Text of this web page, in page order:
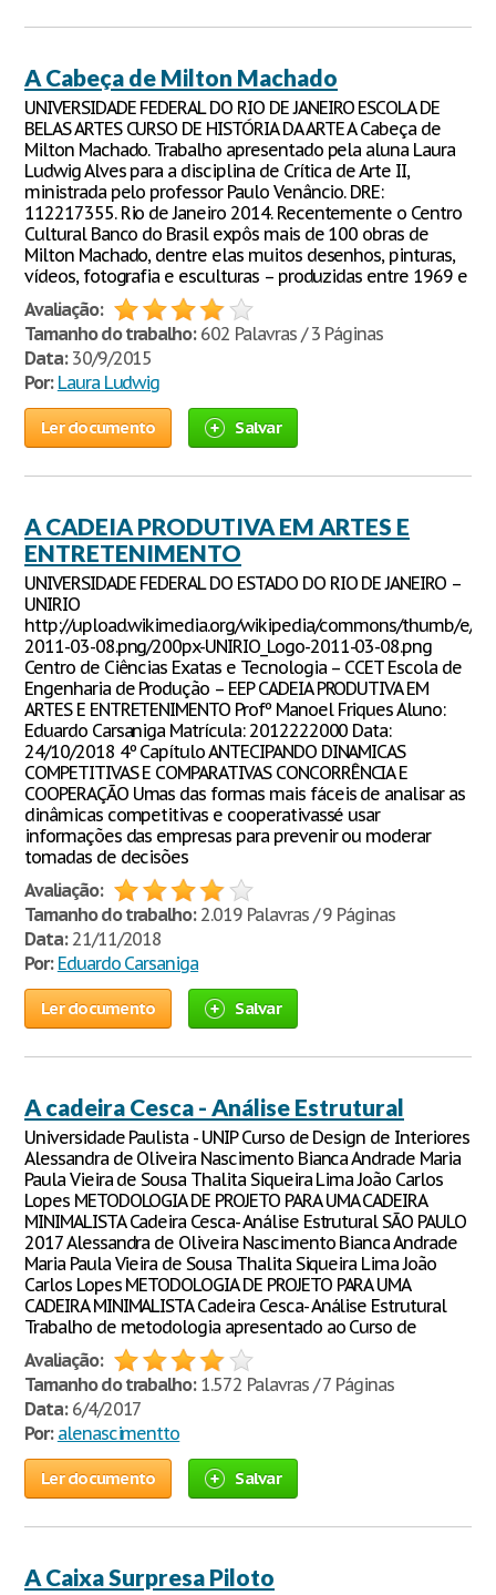
A Cabeça de Milton Machado
UNIVERSIDADE FEDERAL DO RIO DE JANEIRO ESCOLA DE
BELAS ARTES CURSO DE HISTÓRIA DA ARTE A Cabeça de
Milton Machado. Trabalho apresentado pela aluna Laura
Ludwig Alves para a disciplina de Crítica de Arte II,
ministrada pelo professor Paulo Venâncio. DRE:
112217355. Rio de Janeiro 2014. Recentemente o Centro
Cultural Banco do Brasil expôs mais de 100 obras de
Milton Machado, dentre elas muitos desenhos, pinturas,
vídeos, fotografia e esculturas – produzidas entre 1969 e
Avaliação:
Tamanho do trabalho:602 Palavras / 3 Páginas
Data:30/9/2015
Por: Laura Ludwig
Ler documento Salvar
A CADEIA PRODUTIVA EM ARTES E
ENTRETENIMENTO
UNIVERSIDADE FEDERAL DO ESTADO DO RIO DE JANEIRO –
UNIRIO
http://upload.wikimedia.org/wikipedia/commons/thumb/e/e5/
2011-03-08.png/200px-UNIRIO_Logo-2011-03-08.png
Centro de Ciências Exatas e Tecnologia – CCET Escola de
Engenharia de Produção – EEP CADEIA PRODUTIVA EM
ARTES E ENTRETENIMENTO Profº Manoel Friques Aluno:
Eduardo Carsaniga Matrícula: 2012222000 Data:
24/10/2018 4º Capítulo ANTECIPANDO DINAMICAS
COMPETITIVAS E COMPARATIVAS CONCORRÊNCIA E
COOPERAÇÃO Umas das formas mais fáceis de analisar as
dinâmicas competitivas e cooperativassé usar
informações das empresas para prevenir ou moderar
tomadas de decisões
Avaliação:
Tamanho do trabalho:2.019 Palavras / 9 Páginas
Data:21/11/2018
Por: Eduardo Carsaniga
Ler documento Salvar
A cadeira Cesca - Análise Estrutural
Universidade Paulista - UNIP Curso de Design de Interiores
Alessandra de Oliveira Nascimento Bianca Andrade Maria
Paula Vieira de Sousa Thalita Siqueira Lima João Carlos
Lopes METODOLOGIA DE PROJETO PARA UMA CADEIRA
MINIMALISTA Cadeira Cesca- Análise Estrutural SÃO PAULO
2017 Alessandra de Oliveira Nascimento Bianca Andrade
Maria Paula Vieira de Sousa Thalita Siqueira Lima João
Carlos Lopes METODOLOGIA DE PROJETO PARA UMA
CADEIRA MINIMALISTA Cadeira Cesca- Análise Estrutural
Trabalho de metodologia apresentado ao Curso de
Avaliação:
Tamanho do trabalho:1.572 Palavras / 7 Páginas
Data:6/4/2017
Por: alenascimentto
Ler documento Salvar
A Caixa Surpresa Piloto